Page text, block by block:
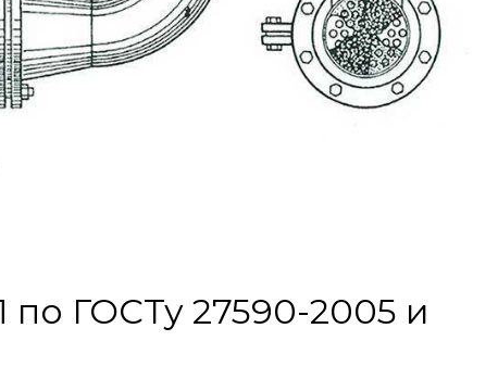
ГОСТу 27590-2005 и